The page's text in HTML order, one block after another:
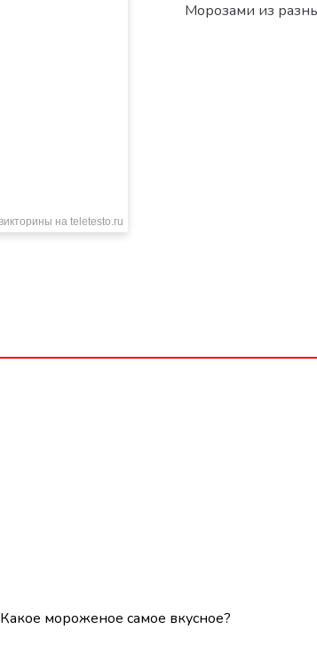
Морозами из
Какое мороженое самое вкусное?